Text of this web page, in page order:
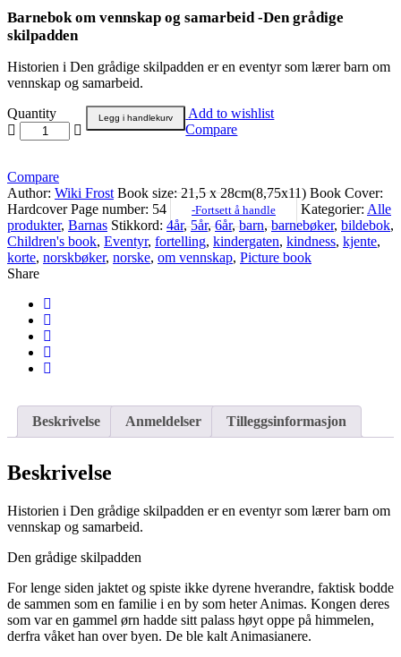
Barnebok om vennskap og samarbeid -Den grådige
skilpadden
Historien i Den grådige skilpadden er en eventyr som lærer barn om
vennskap og samarbeid.
Quantity
Legg i handlekurv
Add to wishlist
Compare
Compare
Author: Wiki Frost Book size: 21,5 x 28cm(8,75x11) Book Cover:
Hardcover Page number: 54 -Fortsett å handle Kategorier: Alle
produkter, Barnas Stikkord: 4år,5år,6år,barn,barnebøker, bildebok,
Children's book, Eventyr, fortelling, kindergaten, kindness, kjente,
korte, norskbøker, norske, om vennskap, Picture book
Share
Beskrivelse Anmeldelser Tilleggsinformasjon
Beskrivelse
Historien i Den grådige skilpadden er en eventyr som lærer barn om
vennskap og samarbeid.
Den grådige skilpadden
For lenge siden jaktet og spiste ikke dyrene hverandre, faktisk bodde
de sammen som en familie i en by som heter Animas. Kongen deres
som var en gammel ørn hadde sitt palass høyt oppe på himmelen,
derfra våket han over byen. De ble kalt Animasianere.